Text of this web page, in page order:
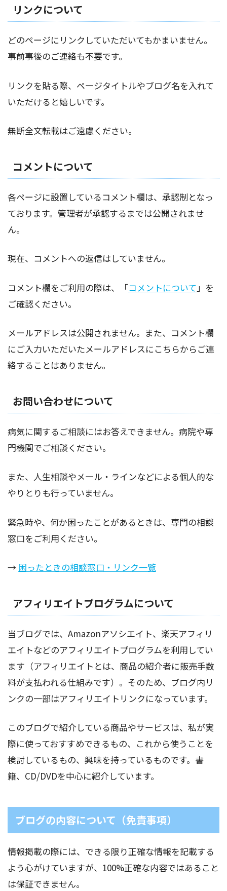
リンクについて
どのページにリンクしていただいてもかまいません。
事前事後のご連絡も不要です。
リンクを貼る際、ページタイトルやブログ名を入れて
いただけると嬉しいです。
無断全文転載はご遠慮ください。
コメントについて
各ページに設置しているコメント欄は、承認制となっ
ております。管理者が承認するまでは公開されませ
ん。
現在、コメントへの返信はしていません。
コメント欄をご利用の際は、「コメントについて 」を
ご確認ください。
メールアドレスは公開されません。また、コメント欄
にご入力いただいたメールアドレスにこちらからご連
絡することはありません。
お問い合わせについて
病気に関するご相談にはお答えできません。病院や専
門機関でご相談ください。
また、人生相談やメール・ラインなどによる個人的な
やりとりも行っていません。
緊急時や、何か困ったことがあるときは、専門の相談
窓口をご利用ください。
→ 困ったときの相談窓口・リンク一覧
アフィリエイトプログラムについて
当ブログでは、Amazonアソシエイト、楽天アフィリ
エイトなどのアフィリエイトプログラムを利用してい
ます（アフィリエイトとは、商品の紹介者に販売手数
料が支払われる仕組みです）。そのため、ブログ内リ
ンクの一部はアフィリエイトリンクになっています。
このブログで紹介している商品やサービスは、私が実
際に使っておすすめできるもの、これから使うことを
検討しているもの、興味を持っているものです。書
籍、CD/DVDを中心に紹介しています。
ブログの内容について（免責事項）
情報掲載の際には、できる限り正確な情報を記載する
よう心がけていますが、100%正確な内容ではあること
は保証できません。